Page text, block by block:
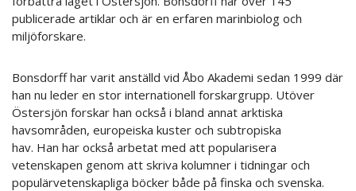
publicerade artiklar och är en erfaren marinbiolog och
miljöforskare.
Bonsdorff har varit anställd vid Åbo Akademi sedan 1999 där
han nu leder en stor internationell forskargrupp. Utöver
Östersjön forskar han också i bland annat arktiska
havsområden, europeiska kuster och subtropiska
hav. Han har också arbetat med att popularisera
vetenskapen genom att skriva kolumner i tidningar och
populärvetenskapliga böcker både på finska och svenska.